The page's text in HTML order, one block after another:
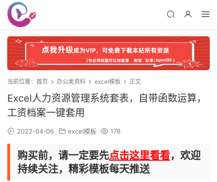
当前位置： 首页 办公类资料 excel模板 正文
Excel人力资源管理系统套表，自带函数运算，
工资档案一键套用
2022-04-06 excel模板 178
购买前，请一定要先点击这里看看，欢迎
持续关注，精彩模板每天推送